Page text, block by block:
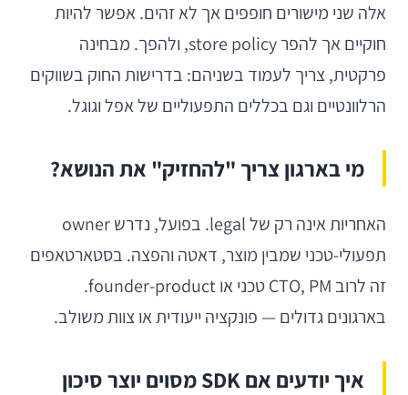
אלה שני מישורים חופפים אך לא זהים. אפשר להיות
חוקיים אך להפר store policy, ולהפך. מבחינה
פרקטית, צריך לעמוד בשניהם: בדרישות החוק בשווקים
הרלוונטיים וגם בכללים התפעוליים של אפל וגוגל.
מי בארגון צריך "להחזיק" את הנושא?
האחריות אינה רק של legal. בפועל, נדרש owner
תפעולי-טכני שמבין מוצר, דאטה והפצה. בסטארטאפים
זה לרוב CTO, PM טכני או founder-product.
בארגונים גדולים — פונקציה ייעודית או צוות משולב.
איך יודעים אם SDK מסוים יוצר סיכון